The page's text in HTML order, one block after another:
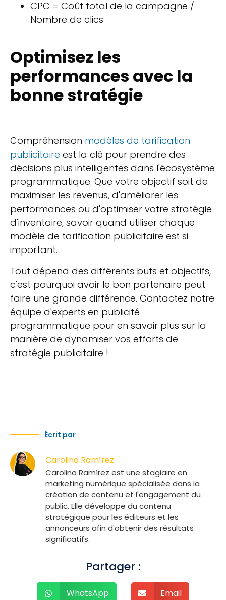
CPC = Coût total de la campagne /
Nombre de clics
Optimisez les
performances avec la
bonne stratégie
Compréhension modèles de tarification
publicitaire est la clé pour prendre des
décisions plus intelligentes dans l'écosystème
programmatique. Que votre objectif soit de
maximiser les revenus, d'améliorer les
performances ou d'optimiser votre stratégie
d'inventaire, savoir quand utiliser chaque
modèle de tarification publicitaire est si
important.
Tout dépend des différents buts et objectifs,
c'est pourquoi avoir le bon partenaire peut
faire une grande différence. Contactez notre
équipe d'experts en publicité
programmatique pour en savoir plus sur la
manière de dynamiser vos efforts de
stratégie publicitaire !
Écrit par
Carolina Ramírez
Carolina Ramírez est une stagiaire en
marketing numérique spécialisée dans la
création de contenu et l'engagement du
public. Elle développe du contenu
stratégique pour les éditeurs et les
annonceurs afin d'obtenir des résultats
significatifs.
Partager :
WhatsApp Email